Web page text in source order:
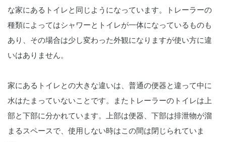
な家にあるトイレと同じようになっています。トレーラーの
種類によってはシャワーとトイレが一体になっているものも
あり、その場合は少し変わった外観になりますが使い方に違
いはありません。
家にあるトイレとの大きな違いは、普通の便器と違って中に
水はたまっていないことです。またトレーラーのトイレは上
部と下部に分かれています。上部は便器、下部は排泄物が溜
まるスペースで、使用しない時はこの間は閉じられていま